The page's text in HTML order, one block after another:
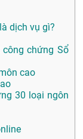
dịch vụ gì?
chứng Sổ
cao
30 loại ngôn